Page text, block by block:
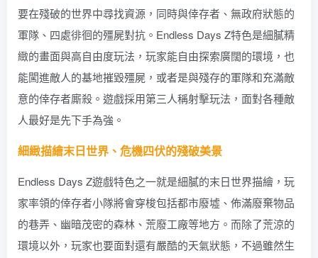
要在殘破的世界中尋找資源，同時與倖存者、無政府狀態的
軍隊、四處徘徊的殭屍對抗。Endless Days Z特色是細膩精
緻的畫面與高自由度玩法，玩家能自由探索廣闊的環境，也
能闖進敵人的基地摧毀殭屍，或者是與殘存的軍隊和充滿敵
意的倖存者廝殺。遊戲採用第三人稱射擊玩法，面對各種敵
人最好是先下手為強。
細緻描繪末日世界、危機四伏的殘破美景
Endless Days Z遊戲特色之一就是細膩的末日世界描繪，玩
家率領的倖存者小隊將會穿梭包括都市廢墟、佈滿廢棄物品
的巷弄、幽暗茂密的森林、荒廢工廠等地方。而除了荒涼的
環境以外，玩家也要面對還有嚴酷的天氣狀態，不過雖然生